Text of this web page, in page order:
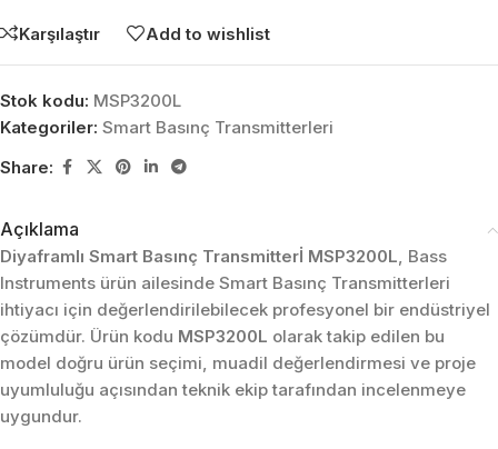
Karşılaştır Add to wishlist
Stok kodu: MSP3200L
Kategoriler: Smart Basınç Transmitterleri
Share:
Açıklama
Diyaframlı Smart Basınç Transmitterİ MSP3200L, Bass
Instruments ürün ailesinde Smart Basınç Transmitterleri
ihtiyacı için değerlendirilebilecek profesyonel bir endüstriyel
çözümdür. Ürün kodu MSP3200L olarak takip edilen bu
model doğru ürün seçimi, muadil değerlendirmesi ve proje
uyumluluğu açısından teknik ekip tarafından incelenmeye
uygundur.